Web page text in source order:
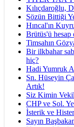
Kılıçdaroğlu,
Sözün Bittiği
Hıncal'ın
Brütüs'ü hesap
Timsahın
Bir ilkbahar
hiç?
Hadi Yumruk
Sn. Hüseyin
Artık!
Siz Kimin
CHP ve Sol.
İsterik ve
Sayın